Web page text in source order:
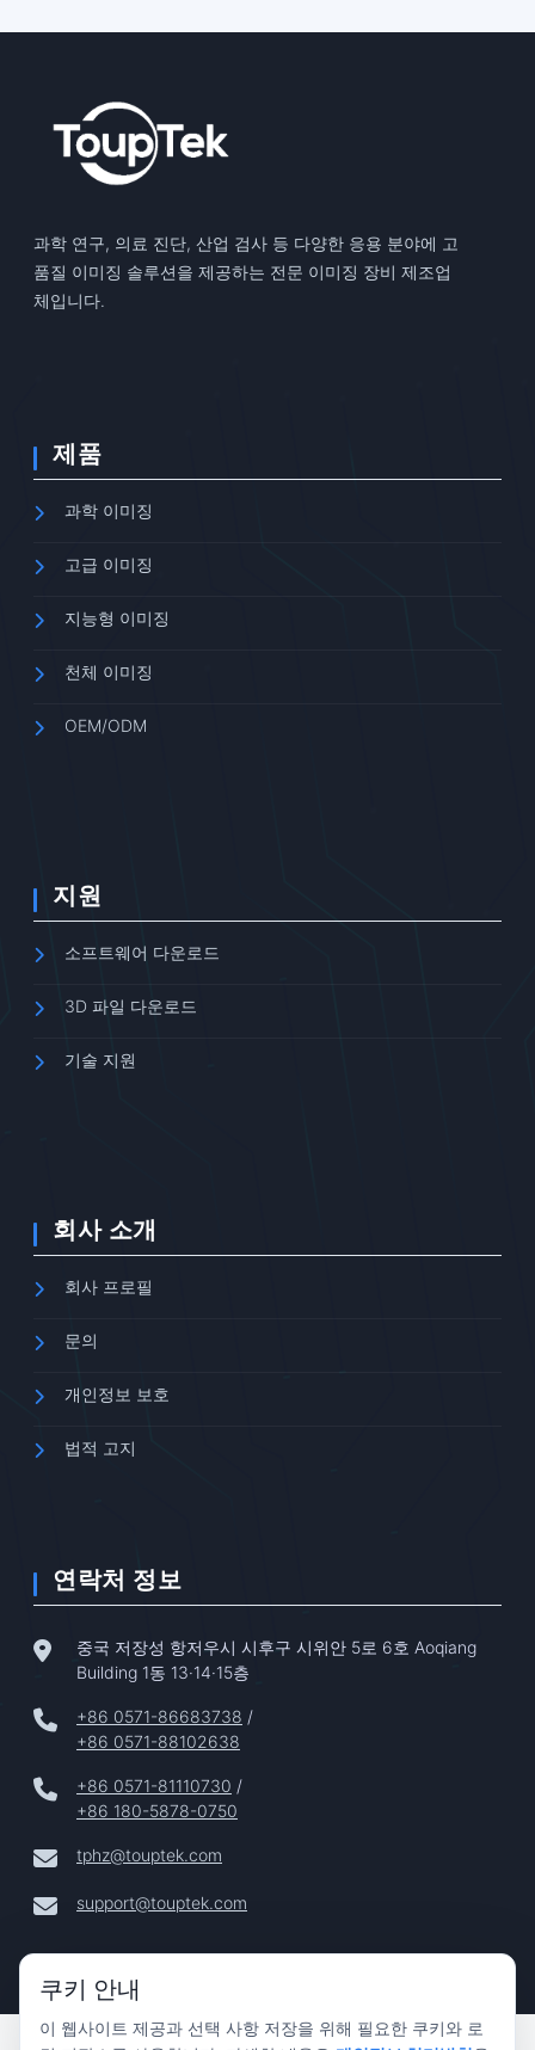
과학 연구, 의료 진단, 산업 검사 등 다양한 응용 분야에 고
품질 이미징 솔루션을 제공하는 전문 이미징 장비 제조업
체입니다.
제품
과학 이미징
고급 이미징
지능형 이미징
천체 이미징
OEM/ODM
지원
소프트웨어 다운로드
3D 파일 다운로드
기술 지원
회사 소개
회사 프로필
문의
개인정보 보호
법적 고지
연락처 정보
중국 저장성 항저우시 시후구 시위안 5로 6호 Aoqiang
Building 1동 13·14·15층
+86 0571-86683738 /
+86 0571-88102638
+86 0571-81110730 /
+86 180-5878-0750
tphz@touptek.com
support@touptek.com
Copyright © 2024–2026 Hangzhou ToupTek Photonics Co.,
쿠키 안내
이 웹사이트 제공과 선택 사항 저장을 위해 필요한 쿠키와 로